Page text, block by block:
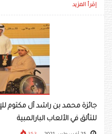
إقرأ المزيد
جائزة محمد بن راشد آل مكتوم
للتألق في الألعاب البارالمبية